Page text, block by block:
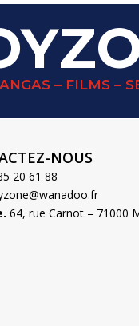
– FILMS –
NOUS
20 61 88
64, rue Carnot – 71000